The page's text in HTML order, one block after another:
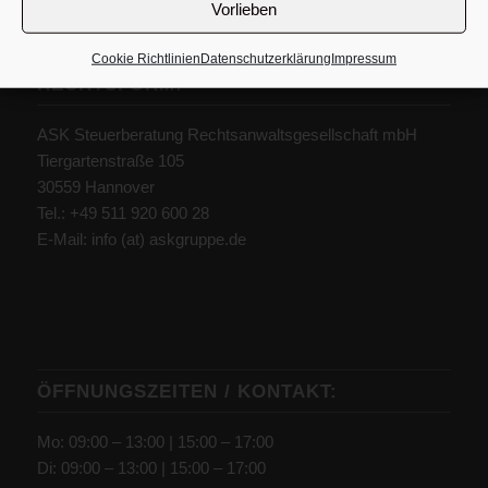
Vorlieben
Cookie RichtlinienDatenschutzerklärungImpressum
RECHTSFORM:
ASK Steuerberatung Rechtsanwaltsgesellschaft mbH
Tiergartenstraße 105
30559 Hannover
Tel.: +49 511 920 600 28
E-Mail: info (at) askgruppe.de
ÖFFNUNGSZEITEN / KONTAKT:
Mo: 09:00 – 13:00 | 15:00 – 17:00
Di: 09:00 – 13:00 | 15:00 – 17:00